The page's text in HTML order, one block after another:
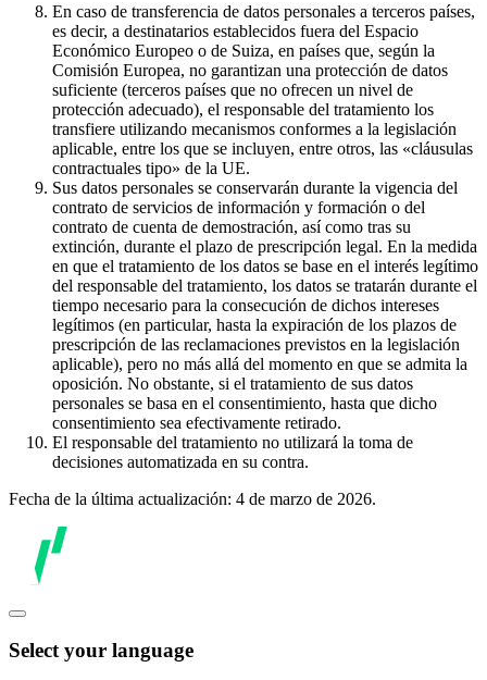
En caso de transferencia de datos personales a terceros países,
es decir, a destinatarios establecidos fuera del Espacio
Económico Europeo o de Suiza, en países que, según la
Comisión Europea, no garantizan una protección de datos
suficiente (terceros países que no ofrecen un nivel de
protección adecuado), el responsable del tratamiento los
transfiere utilizando mecanismos conformes a la legislación
aplicable, entre los que se incluyen, entre otros, las «cláusulas
contractuales tipo» de la UE.
Sus datos personales se conservarán durante la vigencia del
contrato de servicios de información y formación o del
contrato de cuenta de demostración, así como tras su
extinción, durante el plazo de prescripción legal. En la medida
en que el tratamiento de los datos se base en el interés legítimo
del responsable del tratamiento, los datos se tratarán durante el
tiempo necesario para la consecución de dichos intereses
legítimos (en particular, hasta la expiración de los plazos de
prescripción de las reclamaciones previstos en la legislación
aplicable), pero no más allá del momento en que se admita la
oposición. No obstante, si el tratamiento de sus datos
personales se basa en el consentimiento, hasta que dicho
consentimiento sea efectivamente retirado.
El responsable del tratamiento no utilizará la toma de
decisiones automatizada en su contra.
Fecha de la última actualización: 4 de marzo de 2026.
Select your language